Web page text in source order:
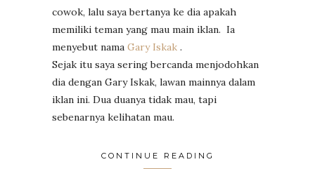
cowok, lalu saya bertanya ke dia apakah
memiliki teman yang mau main iklan. Ia
menyebut nama Gary Iskak .
Sejak itu saya sering bercanda menjodohkan
dia dengan Gary Iskak, lawan mainnya dalam
iklan ini. Dua duanya tidak mau, tapi
sebenarnya kelihatan mau.
CONTINUE READING